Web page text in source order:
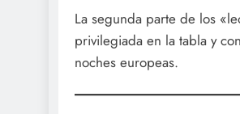
La segunda parte de los
privilegiada en la tabla y
noches europeas.